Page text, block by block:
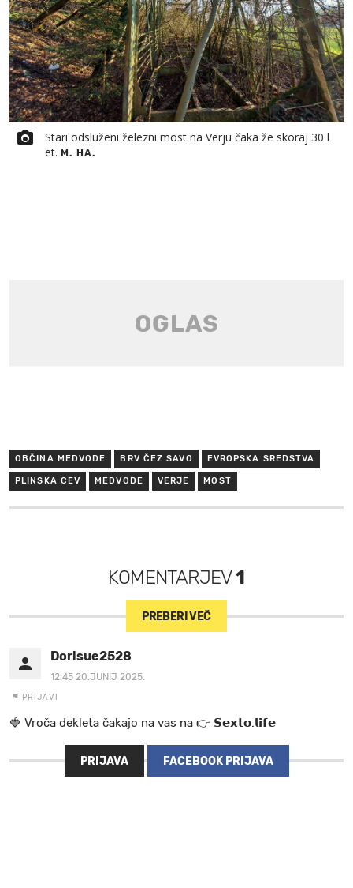
Stari odsluženi železni most na Verju čaka že skoraj 30 l
et. M. HA.
OBČINA MEDVODE BRV ČEZ SAVO EVROPSKA SREDSTVA
PLINSKA CEV MEDVODE VERJE MOST
KOMENTARJEV1
PREBERI VEČ
Dorisue2528
12:45 20.JUNIJ 2025.
PRIJAVI
🍓 V r o č a d e k l e t a ča k a jo na va s n a 👉 𝗦𝗲𝘅𝘁𝗼.𝗹𝗶𝗳𝗲
PRIJAVA FACEBOOK PRIJAVA